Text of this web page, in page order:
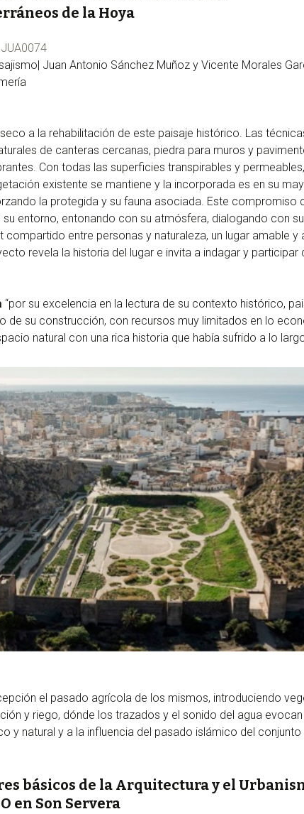
de la Hoya
JUA0074
Juan Antonio Sánchez Muñoz y Vicente Morales
a la rehabilitación de este paisaje histórico. Las
de canteras cercanas, piedra para muros y
Con todas las superficies transpirables y
existente se mantiene y la incorporada es en su
la protegida y su fauna asociada. Este compromiso
entorno, entonando con su atmósfera, dialogando con
compartido entre personas y naturaleza, un lugar amable
revela la historia del lugar e invita a indagar y
“por su excelencia en la lectura de su contexto histórico,
de su construcción, con recursos muy limitados en lo
natural con una rica historia que había sufrido a lo
el pasado agrícola de los mismos, introduciendo
y riego, dónde los trazados y el sonido del agua
y natural y a la influencia del pasado islámico del
básicos de la Arquitectura y el
en Son Servera